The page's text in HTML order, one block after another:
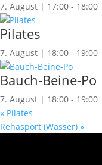
7. August | 17:00 - 18:00
Pilates
7. August | 18:00 - 19:00
Bauch-Beine-Po
7. August | 18:00 - 19:00
« Pilates
Rehasport (Wasser) »